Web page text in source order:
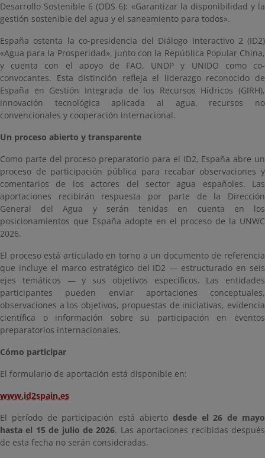
Desarrollo Sostenible 6 (ODS 6): «Garantizar la disponibilidad y la
gestión sostenible del agua y el saneamiento para todos».
España ostenta la co-presidencia del Diálogo Interactivo 2 (ID2)
«Agua para la Prosperidad», junto con la República Popular China,
y cuenta con el apoyo de FAO, UNDP y UNIDO como co-
convocantes. Esta distinción refleja el liderazgo reconocido de
España en Gestión Integrada de los Recursos Hídricos (GIRH),
innovación tecnológica aplicada al agua, recursos no
convencionales y cooperación internacional.
Un proceso abierto y transparente
Como parte del proceso preparatorio para el ID2, España abre un
proceso de participación pública para recabar observaciones y
comentarios de los actores del sector agua españoles. Las
aportaciones recibirán respuesta por parte de la Dirección
General del Agua y serán tenidas en cuenta en los
posicionamientos que España adopte en el proceso de la UNWC
2026.
El proceso está articulado en torno a un documento de referencia
que incluye el marco estratégico del ID2 — estructurado en seis
ejes temáticos — y sus objetivos específicos. Las entidades
participantes pueden enviar aportaciones conceptuales,
observaciones a los objetivos, propuestas de iniciativas, evidencia
científica o información sobre su participación en eventos
preparatorios internacionales.
Cómo participar
El formulario de aportación está disponible en:
www.id2spain.es
El período de participación está abierto desde el 26 de mayo
hasta el 15 de julio de 2026. Las aportaciones recibidas después
de esta fecha no serán consideradas.